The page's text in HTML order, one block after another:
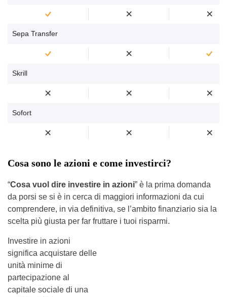
Sepa Transfer
Skrill
Sofort
Cosa sono le azioni e come investirci?
“Cosa vuol dire investire in azioni” è la prima domanda
da porsi se si è in cerca di maggiori informazioni da cui
comprendere, in via definitiva, se l’ambito finanziario sia la
scelta più giusta per far fruttare i tuoi risparmi.
Investire in azioni
significa acquistare delle
unità minime di
partecipazione al
capitale sociale di una